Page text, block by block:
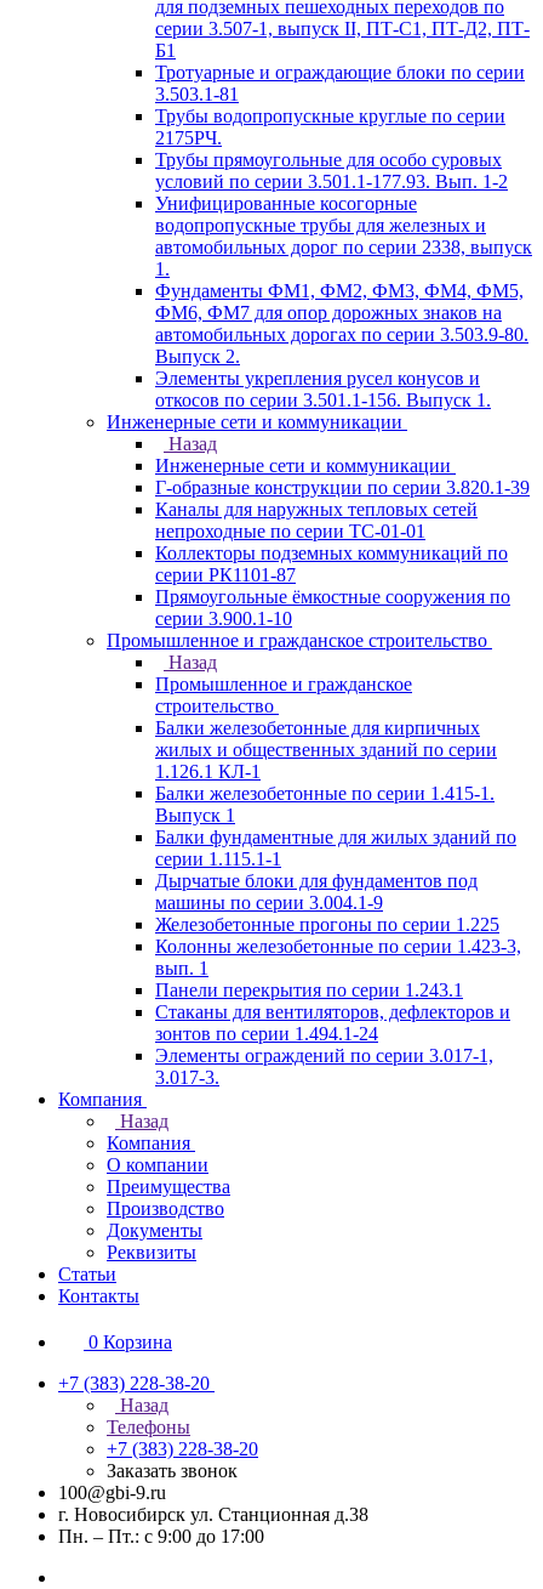
для подземных пешеходных переходов по
серии 3.507-1, выпуск II, ПТ-С1, ПТ-Д2, ПТ-
Б1
Тротуарные и ограждающие блоки по серии
3.503.1-81
Трубы водопропускные круглые по серии
2175РЧ.
Трубы прямоугольные для особо суровых
условий по серии 3.501.1-177.93. Вып. 1-2
Унифицированные косогорные
водопропускные трубы для железных и
автомобильных дорог по серии 2338, выпуск
1.
Фундаменты ФМ1, ФМ2, ФМ3, ФМ4, ФМ5,
ФМ6, ФМ7 для опор дорожных знаков на
автомобильных дорогах по серии 3.503.9-80.
Выпуск 2.
Элементы укрепления русел конусов и
откосов по серии 3.501.1-156. Выпуск 1.
Инженерные сети и коммуникации
Назад
Инженерные сети и коммуникации
Г-образные конструкции по серии 3.820.1-39
Каналы для наружных тепловых сетей
непроходные по серии ТС-01-01
Коллекторы подземных коммуникаций по
серии РК1101-87
Прямоугольные ёмкостные сооружения по
серии 3.900.1-10
Промышленное и гражданское строительство
Назад
Промышленное и гражданское
строительство
Балки железобетонные для кирпичных
жилых и общественных зданий по серии
1.126.1 КЛ-1
Балки железобетонные по серии 1.415-1.
Выпуск 1
Балки фундаментные для жилых зданий по
серии 1.115.1-1
Дырчатые блоки для фундаментов под
машины по серии 3.004.1-9
Железобетонные прогоны по серии 1.225
Колонны железобетонные по серии 1.423-3,
вып. 1
Панели перекрытия по серии 1.243.1
Стаканы для вентиляторов, дефлекторов и
зонтов по серии 1.494.1-24
Элементы ограждений по серии 3.017-1,
3.017-3.
Компания
Назад
Компания
О компании
Преимущества
Производство
Документы
Реквизиты
Статьи
Контакты
0 Корзина
+7 (383) 228-38-20
Назад
Телефоны
+7 (383) 228-38-20
Заказать звонок
100@gbi-9.ru
г. Новосибирск ул. Станционная д.38
Пн. – Пт.: с 9:00 до 17:00